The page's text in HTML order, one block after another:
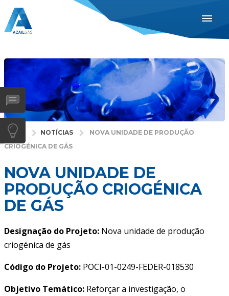
ACAIL GÁS
ENGLISH
ESPAÑOL
INDUSTRIAS
SAÚDE
EMPRESA
DISTRIBUIDORES
CONTACTOS
INÍCIO NOTÍCIAS
NOVA UNIDADE DE PRODUÇÃO
CRIOGÉNICA DE GÁS
NOVA UNIDADE DE
PRODUÇÃO CRIOGÉNICA
DE GÁS
Designação do Projeto: Nova unidade de produção
criogénica de gás
Código do Projeto: POCI-01-0249-FEDER-018530
Objetivo Temático: Reforçar a investigação, o